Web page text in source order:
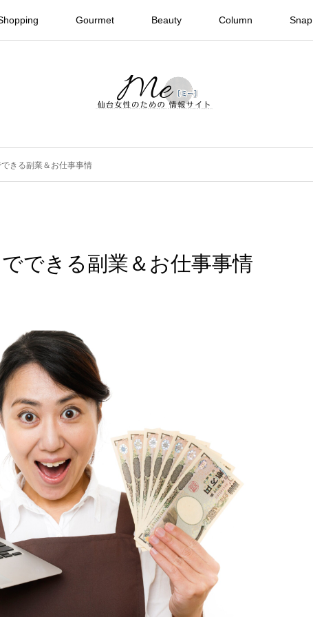
Gourmet Beauty Column Snap
きる副業＆お仕事事情
できる副業＆お仕事事情